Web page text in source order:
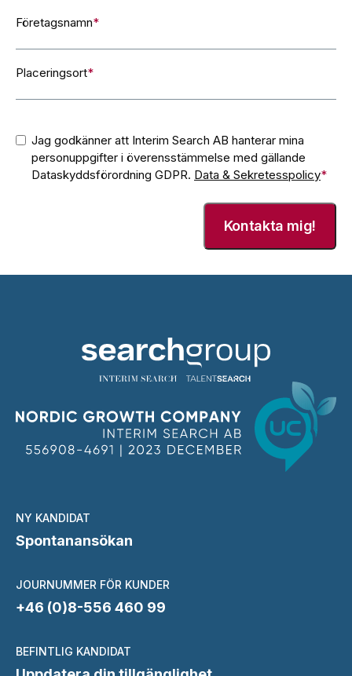
Företagsnamn*
Placeringsort*
Consent
Jag godkänner att Interim Search AB hanterar mina
personuppgifter i överensstämmelse med gällande
Dataskyddsförordning GDPR. Data & Sekretesspolicy*
NY KANDIDAT
Spontanansökan
JOURNUMMER FÖR KUNDER
+46 (0)8-556 460 99
BEFINTLIG KANDIDAT